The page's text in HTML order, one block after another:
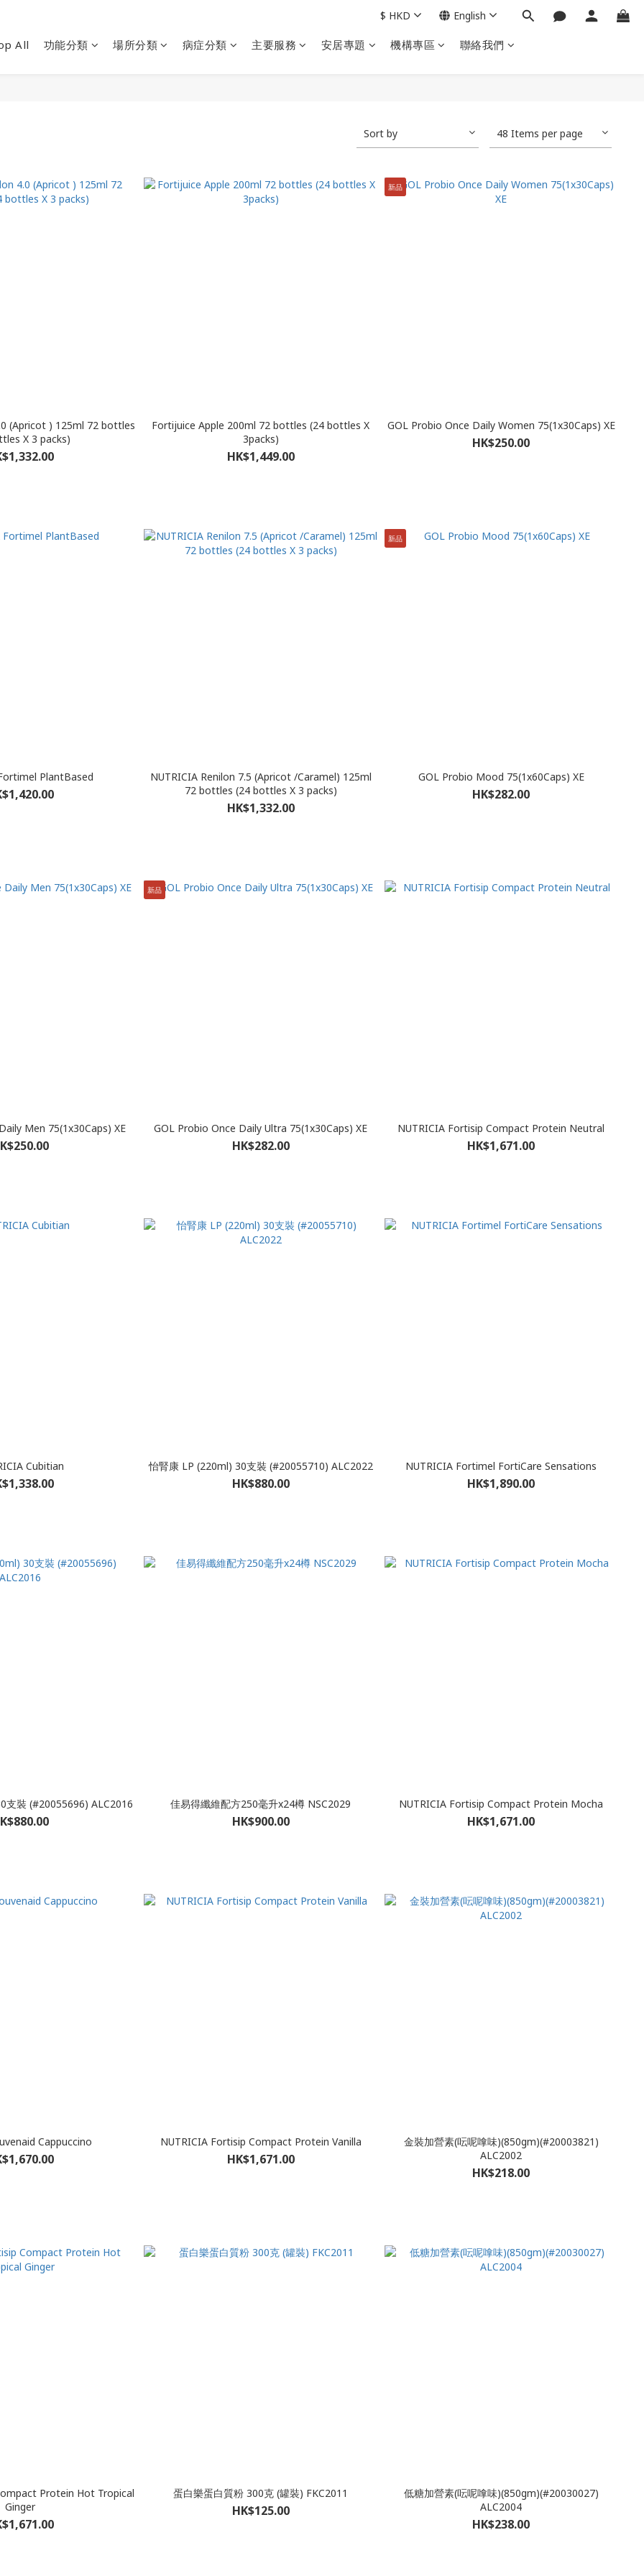
All 功能分類 場所分類 病症分類 主要服務 安居專題 機構專區 聯絡我們
$ HKD English
Sort by 48 Items per page
) 125ml 72 bottles
X 3 packs)
Fortijuice Apple 200ml 72 bottles (24 bottles X
3packs)
HK$1,449.00
新品
GOL Probio Once Daily Women 75(1x30Caps) XE
HK$250.00
PlantBased
NUTRICIA Renilon 7.5 (Apricot /Caramel) 125ml
72 bottles (24 bottles X 3 packs)
HK$1,332.00
新品
GOL Probio Mood 75(1x60Caps) XE
HK$282.00
Men 75(1x30Caps) XE
新品
GOL Probio Once Daily Ultra 75(1x30Caps) XE
HK$282.00
NUTRICIA Fortisip Compact Protein Neutral
HK$1,671.00
Cubitian 怡腎康 LP (220ml) 30支裝 (#20055710) ALC2022
HK$880.00
NUTRICIA Fortimel FortiCare Sensations
HK$1,890.00
支裝 (#20055696) ALC2016 佳易得纖維配方250毫升x24樽 NSC2029
HK$900.00
NUTRICIA Fortisip Compact Protein Mocha
HK$1,671.00
Cappuccino NUTRICIA Fortisip Compact Protein Vanilla
HK$1,671.00
金裝加營素(呍呢嗱味)(850gm)(#20003821)
ALC2002
HK$218.00
Protein Hot Tropical
Ginger
蛋白樂蛋白質粉 300克 (罐裝) FKC2011
HK$125.00
低糖加營素(呍呢嗱味)(850gm)(#20030027)
ALC2004
HK$238.00